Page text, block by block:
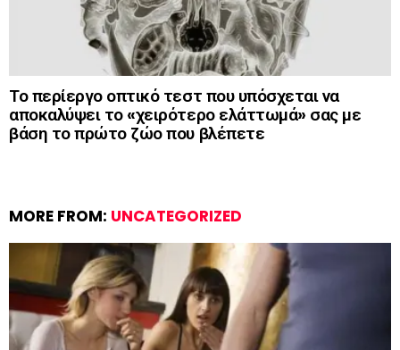
Το περίεργο οπτικό τεστ που υπόσχεται να
αποκαλύψει το «χειρότερο ελάττωμά» σας με
βάση το πρώτο ζώο που βλέπετε
MORE FROM: UNCATEGORIZED